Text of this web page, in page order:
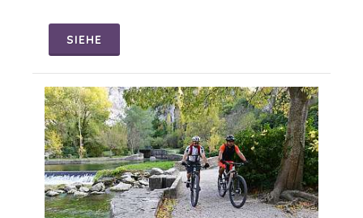
SIEHE